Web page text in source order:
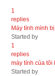
1
replies
Máy tính mình
Started by
1
replies
máy tính của tôi
Started by